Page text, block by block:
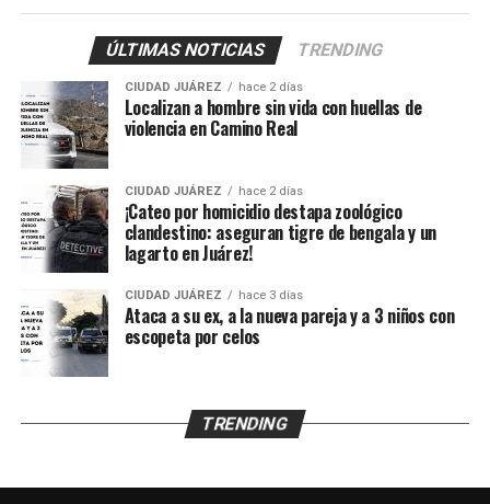
El probable responsable fue identificado como Abraham
B., de 38 años, expareja de la mujer y presunto padre de
los menores, de acuerdo con información
proporcionada por un mando policiaco.
Agentes ministeriales acudieron al lugar para procesar
la escena, recabar evidencias e iniciar la búsqueda del
presunto agresor, quien hasta el momento no ha sido
detenido.
ÚLTIMAS NOTICIAS TRENDING
CIUDAD JUÁREZ hace 2 días
Localizan a hombre sin vida con huellas de
violencia en Camino Real
CIUDAD JUÁREZ hace 2 días
¡Cateo por homicidio destapa zoológico
clandestino: aseguran tigre de bengala y un
lagarto en Juárez!
CIUDAD JUÁREZ hace 3 días
Ataca a su ex, a la nueva pareja y a 3 niños con
escopeta por celos
TRENDING